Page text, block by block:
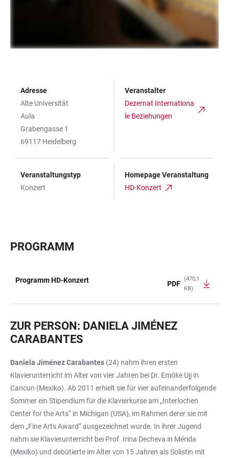
Adresse
Alte Universität
Aula
Grabengasse 1
69117 Heidelberg
Veranstalter
Dezernat Internationa
le Beziehungen
Veranstaltungstyp
Konzert
Homepage Veranstaltung
HD-Konzert
PROGRAMM
Programm HD-Konzert PDF
(470,1
KB)
ZUR PERSON: DANIELA JIMÉNEZ
CARABANTES
Daniela Jiménez Carabantes (24) nahm ihren ersten
Klavierunterricht im Alter von vier Jahren bei Dr. Emöke Ujj in
Cancun (Mexiko). Ab 2011 erhielt sie für vier aufeinanderfolgende
Sommer ein Stipendium für die Klavierkurse am „Interlochen
Center for the Arts“ in Michigan (USA), im Rahmen derer sie mit
dem „Fine Arts Award“ ausgezeichnet wurde. In ihrer Jugend
nahm sie Klavierunterricht bei Prof. Irina Decheva in Mérida
(Mexiko) und debütierte im Alter von 15 Jahren als Solistin mit